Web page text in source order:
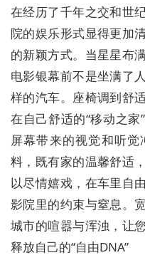
在经历了千年之交和世
院的娱乐形式显得更加
的新颖方式。当星星布
电影银幕前不是坐满了
样的汽车。座椅调到舒
在自己舒适的“移动之
屏幕带来的视觉和听
料，既有家的温馨舒适
以尽情嬉戏，在车里自
影院里的约束与窒息。
城市的喧嚣与浑浊，让
释放自己的“自由DNA”